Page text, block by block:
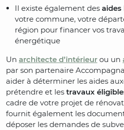
Il existe également des aides
votre commune, votre
région pour financer vos
énergétique
Un architecte d’intérieur ou un
par son partenaire
aider à déterminer les aides
prétendre et les travaux
cadre de votre projet de
fournit également les
déposer les demandes de